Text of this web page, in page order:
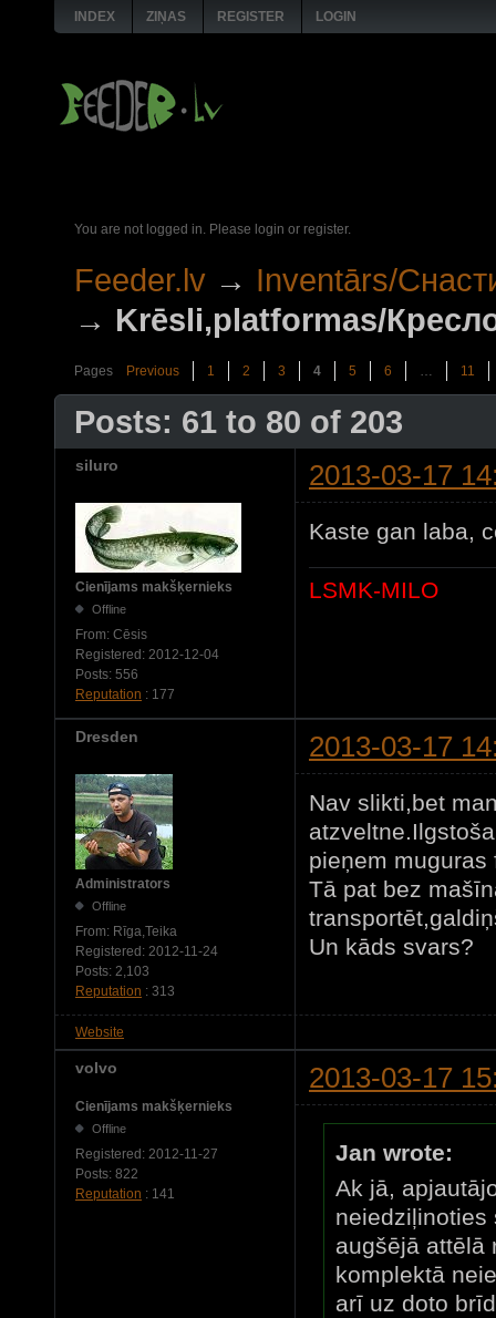
INDEX ZIŅAS REGISTER LOGIN
You are not logged in. Please login or register.
Feeder.lv → Inventārs/
→ Krēsli,platformas/
Pages Previous 1 2 3 4 5 6 … 11
Posts: 61 to 80 of 203
siluro 2013-03-17
Cienījams makšķernieks
Offline
From: Cēsis
Registered: 2012-12-04
Posts: 556
Reputation : 177
Kaste gan laba,
LSMK-MILO
Dresden 2013-03-17
Administrators
Offline
From: Rīga,Teika
Registered: 2012-11-24
Posts: 2,103
Reputation : 313
Nav slikti,bet
pieņem
Tā pat bez
Un kāds svars?
Website
volvo 2013-03-17
Cienījams makšķernieks
Offline
Registered: 2012-11-27
Posts: 822
Reputation : 141
Jan wrote:
Ak jā,
neiedziļinoties
augšējā attēlā
komplektā
arī uz doto